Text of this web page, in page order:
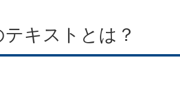
キストとは？